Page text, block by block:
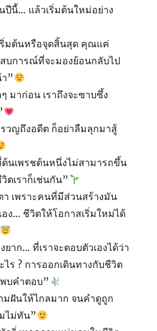
ปีนี้… แล้วเริ่มต้นใหม่อย่าง
ริ่มต้นหรือจุดสิ้นสุด คุณแค่
สบการณ์ที่จะมองย้อนกลับไป
”
มาก่อน เราถึงจะซาบซึ้ง
วญถึงอดีต ก็อย่าลืมลุกมาสู้
นเพรชต้นหนึ่งไม่สามารถขึ้น
ตเราก็เช่นกัน”
เพราะคนที่มีส่วนสร้างมัน
ง… ชีวิตให้โอกาสเริ่มใหม่ได้
ยาก… ที่เราจะตอบตัวเองได้ว่า
ไร ? การออกเดินทางกับชีวิต
บคำตอบ”
มฝันให้ไกลมาก จนคำดูถูก
ไม่ทัน”